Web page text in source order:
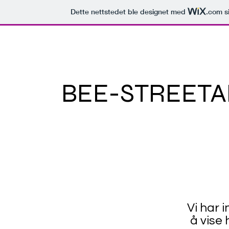
Dette nettstedet ble designet med .com
BEE-STRE
Vi har
å vise